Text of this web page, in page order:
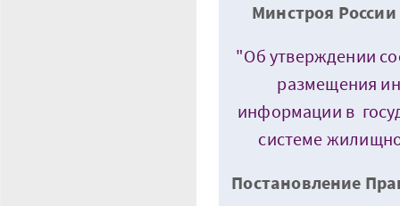
Минстроя
"Об утверждении
размещения
информации в
системе
Постановление